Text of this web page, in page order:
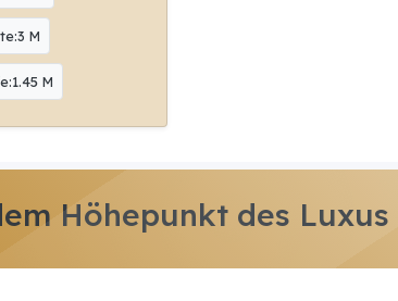
M
M
Höhepunkt des Luxus